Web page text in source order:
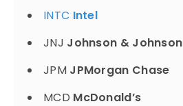
INTC Intel
JNJ Johnson & Johnson
JPM JPMorgan Chase
MCD McDonald’s